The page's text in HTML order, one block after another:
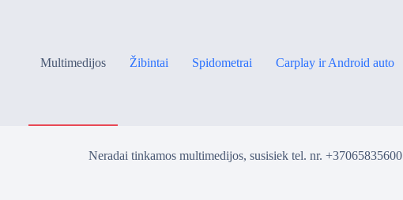
Multimedijos Žibintai Spidometrai Carplay ir Android auto
Neradai tinkamos multimedijos, susisiek tel. nr. +37065835600